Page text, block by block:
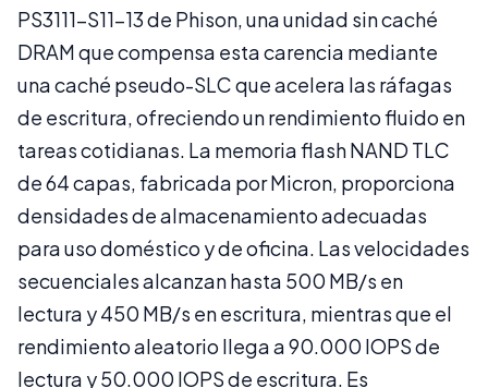
PS3111-S11-13 de Phison, una unidad sin caché
DRAM que compensa esta carencia mediante
una caché pseudo-SLC que acelera las ráfagas
de escritura, ofreciendo un rendimiento fluido en
tareas cotidianas. La memoria flash NAND TLC
de 64 capas, fabricada por Micron, proporciona
densidades de almacenamiento adecuadas
para uso doméstico y de oficina. Las velocidades
secuenciales alcanzan hasta 500 MB/s en
lectura y 450 MB/s en escritura, mientras que el
rendimiento aleatorio llega a 90.000 IOPS de
lectura y 50.000 IOPS de escritura. Es